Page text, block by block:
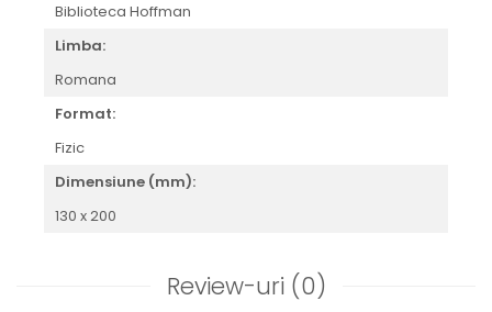
Biblioteca Hoffman
Limba:
Romana
Format:
Fizic
Dimensiune (mm):
130 x 200
Review-uri (0)